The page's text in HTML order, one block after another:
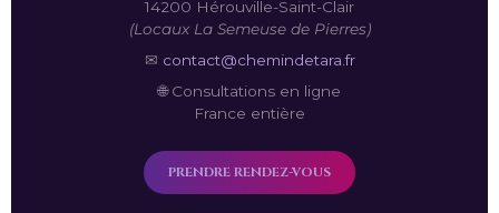
14200 Hérouville-Saint-Clair
(Locaux La Semeuse de Pierres)
✉ contact@chemindetara.fr
🌐 Consultations en ligne
France entière
PRENDRE RENDEZ-VOUS